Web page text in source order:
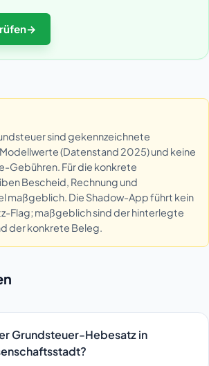
→
sind gekennzeichnete
(Datenstand 2025) und keine
Gebühren. Für die konkrete
Bescheid, Rechnung und
maßgeblich. Die Shadow-App führt kein
Flag; maßgeblich sind der hinterlegte
der konkrete Beleg.
Grundsteuer-Hebesatz in